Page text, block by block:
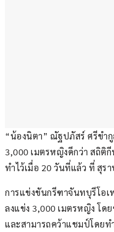
“น้องนิตา” ณัฐปภัสร์ ศรีขำ
3,000 เมตรหญิงดีกว่า สถิติ
ทำไว้เมื่อ 20 วันที่แล้ว ที่ สุร
การแข่งขันกรีฑาจันทบุรีโอเ
ลงแข่ง 3,000 เมตรหญิง โด
และสามารถคว้าแชมป์โดยท